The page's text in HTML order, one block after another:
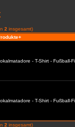
2 insgesamt)
- T-Shirt - Fußball-
- T-Shirt - Fußball-
2 insgesamt)